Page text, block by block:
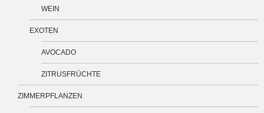
WEIN
EXOTEN
AVOCADO
ZITRUSFRÜCHTE
ZIMMERPFLANZEN